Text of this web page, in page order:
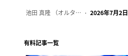
池田 真隆 （オルタナ輪番編集長） 2026年7月2日
有料記事一覧